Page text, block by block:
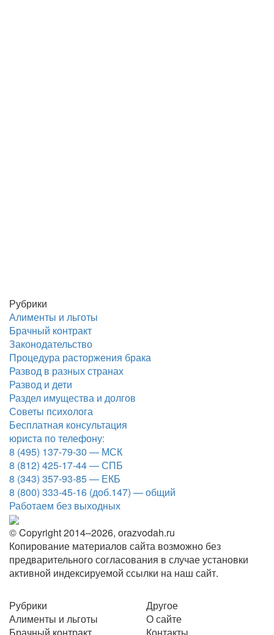
Рубрики
Алименты и льготы
Брачный контракт
Законодательство
Процедура расторжения брака
Развод в разных странах
Развод и дети
Раздел имущества и долгов
Советы психолога
Бесплатная консультация
юриста по телефону:
8 (495) 137-79-30 — МСК
8 (812) 425-17-44 — СПБ
8 (343) 357-93-85 — ЕКБ
8 (800) 333-45-16 (доб.147) — общий
Работаем без выходных
© Copyright 2014–2026, orazvodah.ru
Копирование материалов сайта возможно без
предварительного согласования в случае установки
активной индексируемой ссылки на наш сайт.
Рубрики
Алименты и льготы
Брачный контракт
Другое
О сайте
Контакты